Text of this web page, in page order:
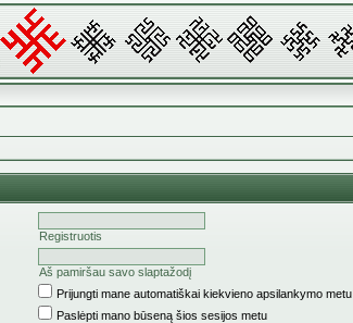
Registruotis
Aš pamiršau savo slaptažodį
Prijungti mane automatiškai kiekvieno apsilankymo metu
Paslėpti mano būseną šios sesijos metu